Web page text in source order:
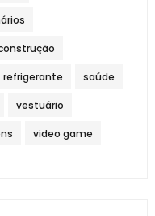
refrigerante saúde
vestuário
video game